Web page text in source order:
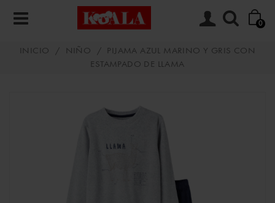
0
INICIO / NIÑO /
PIJAMA AZUL MARINO Y GRIS CON
ESTAMPADO DE LLAMA